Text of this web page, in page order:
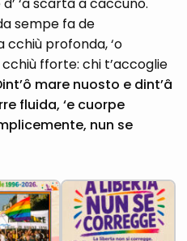
d’ ‘a scartà a caccuno.
sempe fa de
cchiù profonda, ‘o
fforte: chi t’accoglie
mare nuosto e dint’â
fluida, ‘e cuorpe
nun se